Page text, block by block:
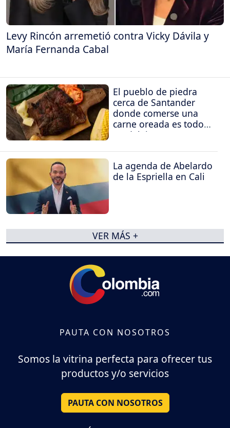
Levy Rincón arremetió contra Vicky Dávila y
María Fernanda Cabal
El pueblo de piedra
cerca de Santander
donde comerse una
carne oreada es todo
un deleite
La agenda de Abelardo
de la Espriella en Cali
VER MÁS +
PAUTA CON NOSOTROS
Somos la vitrina perfecta para ofrecer tus
productos y/o servicios
PAUTA CON NOSOTROS